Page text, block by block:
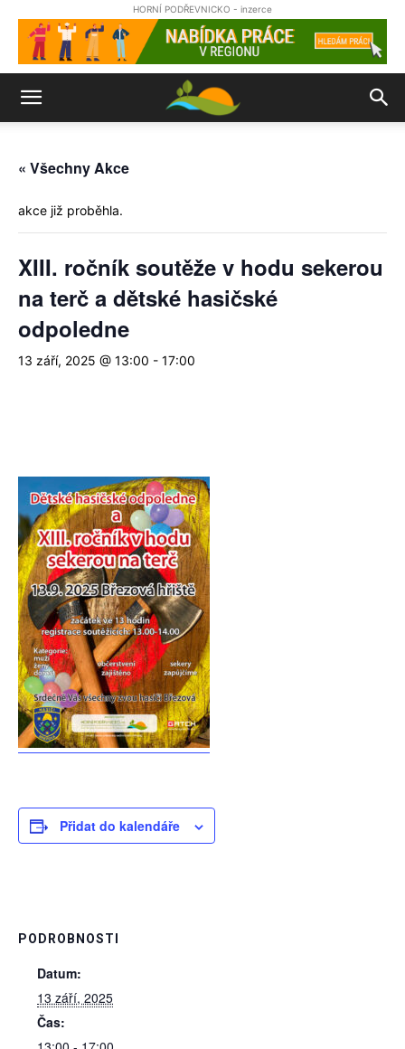
HORNÍ PODŘEVNICKO - inzerce
« Všechny Akce
akce již proběhla.
XIII. ročník soutěže v hodu sekerou
na terč a dětské hasičské
odpoledne
13 září, 2025 @ 13:00 - 17:00
Přidat do kalendáře
PODROBNOSTI
Datum:
13 září, 2025
Čas: